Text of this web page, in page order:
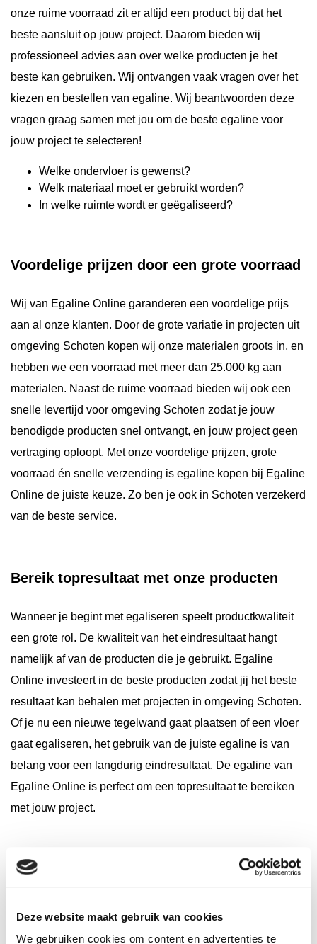
Deze website maakt gebruik van cookies
We gebruiken cookies om content en advertenties te
onze ruime voorraad zit er altijd een product bij dat het
beste aansluit op jouw project. Daarom bieden wij
professioneel advies aan over welke producten je het
beste kan gebruiken. Wij ontvangen vaak vragen over het
kiezen en bestellen van egaline. Wij beantwoorden deze
vragen graag samen met jou om de beste egaline voor
jouw project te selecteren!
Welke ondervloer is gewenst?
Welk materiaal moet er gebruikt worden?
In welke ruimte wordt er geëgaliseerd?
Voordelige prijzen door een grote voorraad
Wij van Egaline Online garanderen een voordelige prijs
aan al onze klanten. Door de grote variatie in projecten uit
omgeving Schoten kopen wij onze materialen groots in, en
hebben we een voorraad met meer dan 25.000 kg aan
materialen. Naast de ruime voorraad bieden wij ook een
snelle levertijd voor omgeving Schoten zodat je jouw
benodigde producten snel ontvangt, en jouw project geen
vertraging oploopt. Met onze voordelige prijzen, grote
voorraad én snelle verzending is egaline kopen bij Egaline
Online de juiste keuze. Zo ben je ook in Schoten verzekerd
van de beste service.
Bereik topresultaat met onze producten
Wanneer je begint met egaliseren speelt productkwaliteit
een grote rol. De kwaliteit van het eindresultaat hangt
namelijk af van de producten die je gebruikt. Egaline
Online investeert in de beste producten zodat jij het beste
resultaat kan behalen met projecten in omgeving Schoten.
Of je nu een nieuwe tegelwand gaat plaatsen of een vloer
gaat egaliseren, het gebruik van de juiste egaline is van
belang voor een langdurig eindresultaat. De egaline van
Egaline Online is perfect om een topresultaat te bereiken
met jouw project.
Wij leveren bij jouw adres